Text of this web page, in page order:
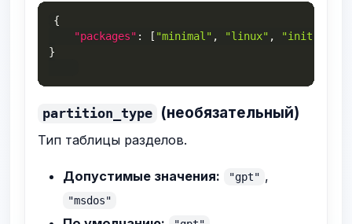
{
"packages" : [ "minimal" , "linux" , "initramfs"
}
partition_type (необязательный)
Тип таблицы разделов.
Допустимые значения: "gpt" ,
"msdos"